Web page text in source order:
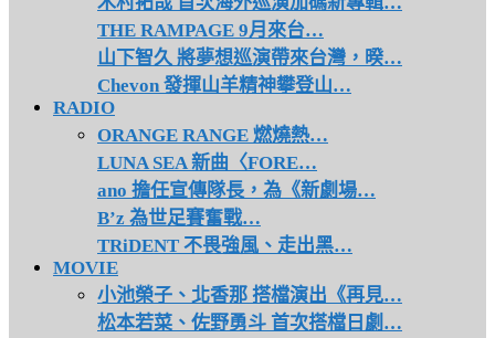
THE RAMPAGE 9月來台…
山下智久 將夢想巡演帶來台灣，暌…
Chevon 發揮山羊精神攀登山…
RADIO
ORANGE RANGE 燃燒熱…
LUNA SEA 新曲〈FORE…
ano 擔任宣傳隊長，為《新劇場…
B’z 為世足賽奮戰…
TRiDENT 不畏強風、走出黑…
MOVIE
小池榮子、北香那 搭檔演出《再見…
松本若菜、佐野勇斗 首次搭檔日劇…